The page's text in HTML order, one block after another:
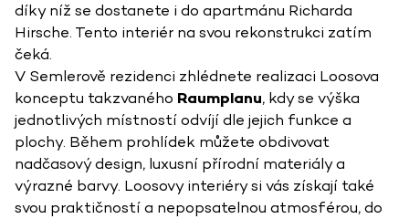
díky níž se dostanete i do apartmánu Richarda
Hirsche. Tento interiér na svou rekonstrukci zatím
čeká.
V Semlerově rezidenci zhlédnete realizaci Loosova
konceptu takzvaného Raumplanu, kdy se výška
jednotlivých místností odvíjí dle jejich funkce a
plochy. Během prohlídek můžete obdivovat
nadčasový design, luxusní přírodní materiály a
výrazné barvy. Loosovy interiéry si vás získají také
svou praktičností a nepopsatelnou atmosférou, do